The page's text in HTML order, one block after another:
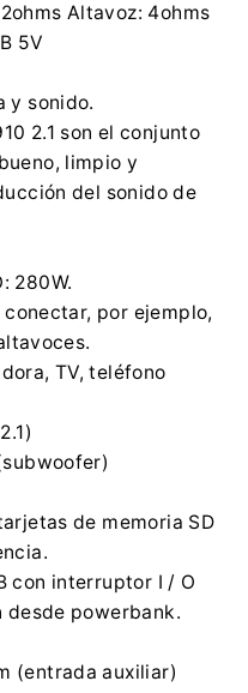
Altavoz: 4ohms
5V
y sonido.
2.1 son el conjunto
limpio y
del sonido de
280W.
por ejemplo,
TV, teléfono
de memoria SD
con interruptor I / O
powerbank.
(entrada auxiliar)